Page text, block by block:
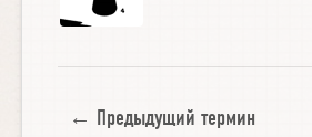
← Предыдущий термин